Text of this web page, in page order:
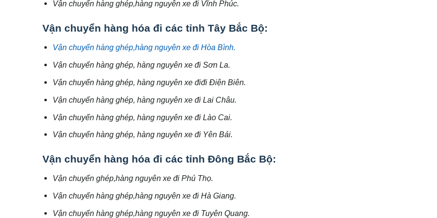
Vận chuyển hàng ghép,hàng nguyên xe đi Vĩnh Phúc.
Vận chuyển hàng hóa đi các tỉnh Tây Bắc Bộ:
Vận chuyển hàng ghép,hàng nguyên xe đi Hòa Bình.
Vận chuyển hàng ghép, hàng nguyên xe đi Sơn La.
Vận chuyển hàng ghép, hàng nguyên xe điđi Điện Biên.
Vận chuyển hàng ghép, hàng nguyên xe đi Lai Châu.
Vận chuyển hàng ghép, hàng nguyên xe đi Lào Cai.
Vận chuyển hàng ghép, hàng nguyên xe đi Yên Bái.
Vận chuyển hàng hóa đi các tỉnh Đông Bắc Bộ:
Vận chuyển ghép,hàng nguyên xe đi Phú Thọ.
Vận chuyển hàng ghép,hàng nguyên xe đi Hà Giang.
Vận chuyển hàng ghép,hàng nguyên xe đi Tuyên Quang.